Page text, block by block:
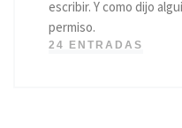
escribir. Y como dijo
permiso.
24 ENTRADAS